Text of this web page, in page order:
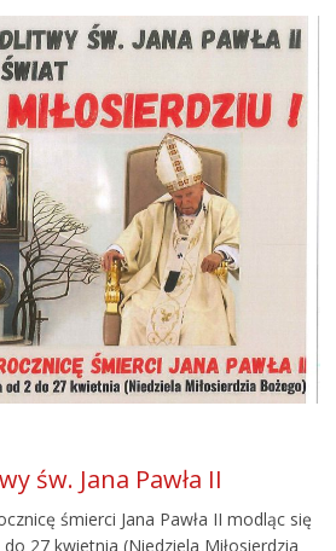
św. Jana Pawła II
śmierci Jana Pawła II modląc się
27 kwietnia (Niedziela Miłosierdzia